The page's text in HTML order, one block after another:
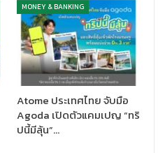
รั้งนี้เป็นส่วนหนึ่งในแนวทางที่กรุง
พื่อช่วยเหลือลูกค้าที่ได้รับผลกระ
ความห่วงใยและความมุ่งมั่นในการ
ตั้งแต่วันที่ 18 สิงหาคม 2568
MONEY & BANKING
Atome ประเทศไทย จับมือ
Agoda เปิดตัวแคมเปญ “ทริ
ปนี้มีลุ้น”…